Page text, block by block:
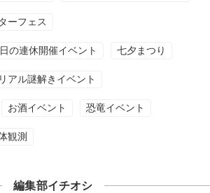
ーフェス
の連休開催イベント 七夕まつり
リアル謎解きイベント
お酒イベント 恐竜イベント
観測
編集部イチオシ